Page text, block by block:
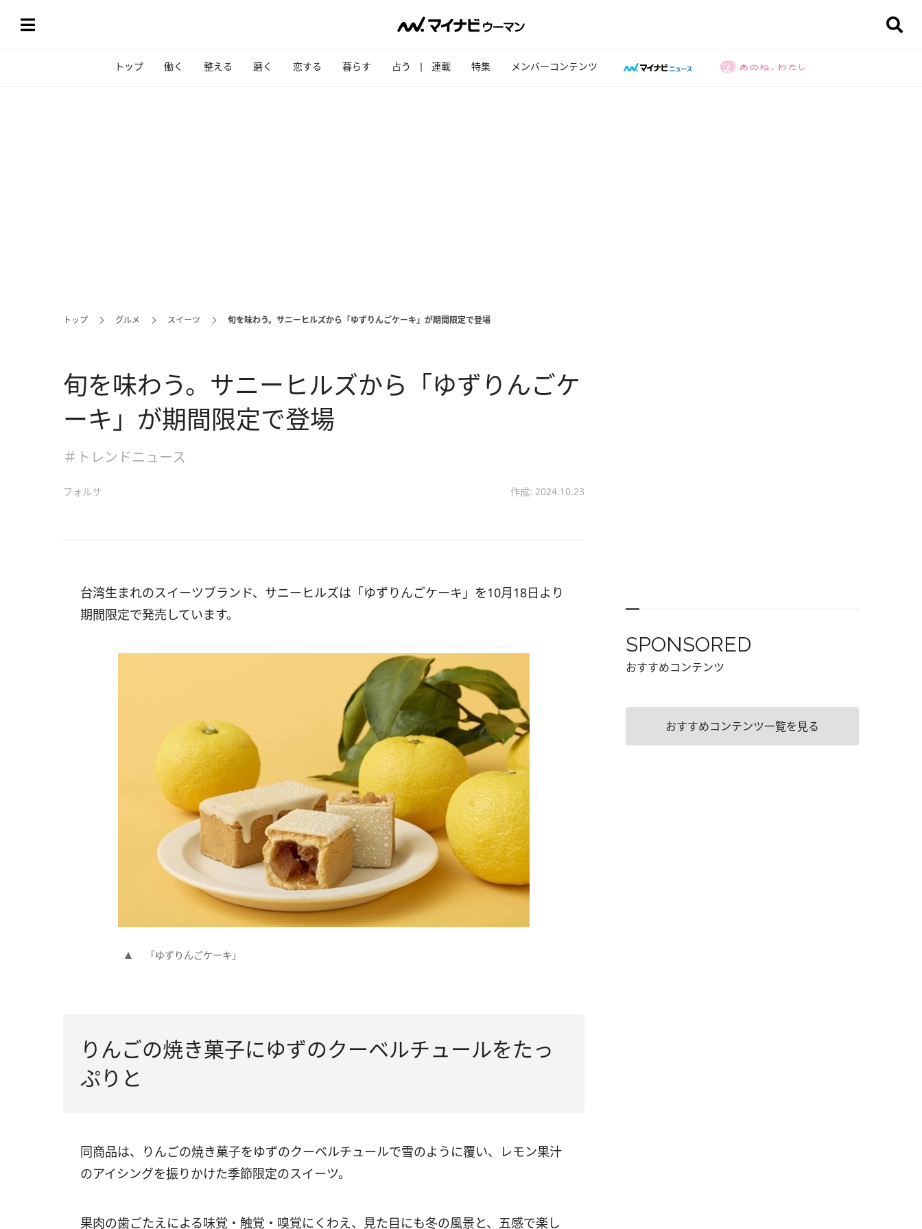
トップ 働く 整える 磨く 恋する 暮らす 占う 連載 特集 メンバーコンテンツ
トップ グルメ スイーツ 旬を味わう。サニーヒルズから「ゆずりんごケーキ」が期間限定で登場
旬を味わう。サニーヒルズから「ゆずりんごケ
ーキ」が期間限定で登場
＃トレンドニュース
フォルサ 作成: 2024.10.23
台湾生まれのスイーツブランド、サニーヒルズは「ゆずりんごケーキ」を10月18日より
期間限定で発売しています。
「ゆずりんごケーキ」
りんごの焼き菓子にゆずのクーベルチュールをたっ
ぷりと
同商品は、りんごの焼き菓子をゆずのクーベルチュールで雪のように覆い、レモン果汁
のアイシングを振りかけた季節限定のスイーツ。
果肉の歯ごたえによる味覚・触覚・嗅覚にくわえ、見た目にも冬の風景と、五感で楽し
SPONSORED
おすすめコンテンツ
おすすめコンテンツ一覧を見る